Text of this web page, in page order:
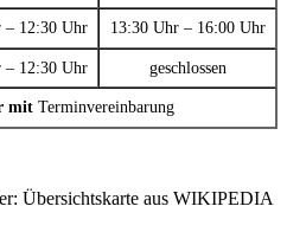
– 12:30 Uhr 13:30 Uhr – 16:00 Uhr
– 12:30 Uhr geschlossen
mit Terminvereinbarung